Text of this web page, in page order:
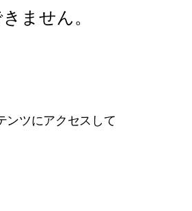
ません。
ンツにアクセスして